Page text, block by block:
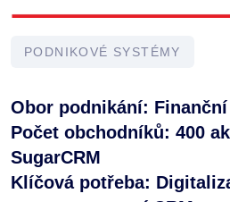
PODNIKOVÉ SYSTÉMY
Obor podnikání:
Počet obchodníků: 400
SugarCRM
Klíčová potřeba: